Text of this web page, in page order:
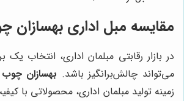
مقایسه مبل اداری بهسازان
در بازار رقابتی مبلمان اداری، انتخاب یک
می‌تواند چالش‌برانگیز باشد. بهسازان چوب
زمینه تولید مبلمان اداری، محصولاتی با